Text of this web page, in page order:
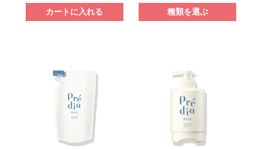
カートに入れる 種類を選ぶ